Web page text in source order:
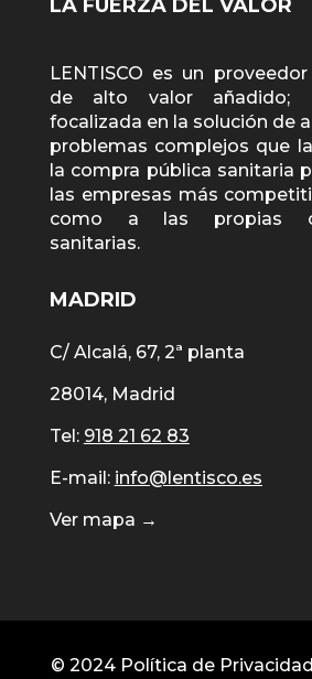
LA FUERZA DEL VALOR
LENTISCO es un
de alto valor añadido;
focalizada en la solución de
problemas complejos que
la compra pública sanitaria
las empresas más
como a las propias
sanitarias.
MADRID
C/ Alcalá, 67, 2ª planta
28014, Madrid
Tel: 918 21 62 83
E-mail: info@lentisco.es
Ver mapa →
© 2024 Política de Privacidad